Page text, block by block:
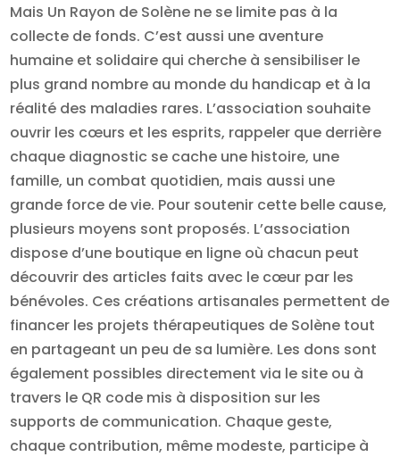
Mais Un Rayon de Solène ne se limite pas à la
collecte de fonds. C’est aussi une aventure
humaine et solidaire qui cherche à sensibiliser le
plus grand nombre au monde du handicap et à la
réalité des maladies rares. L’association souhaite
ouvrir les cœurs et les esprits, rappeler que derrière
chaque diagnostic se cache une histoire, une
famille, un combat quotidien, mais aussi une
grande force de vie. Pour soutenir cette belle cause,
plusieurs moyens sont proposés. L’association
dispose d’une boutique en ligne où chacun peut
découvrir des articles faits avec le cœur par les
bénévoles. Ces créations artisanales permettent de
financer les projets thérapeutiques de Solène tout
en partageant un peu de sa lumière. Les dons sont
également possibles directement via le site ou à
travers le QR code mis à disposition sur les
supports de communication. Chaque geste,
chaque contribution, même modeste, participe à